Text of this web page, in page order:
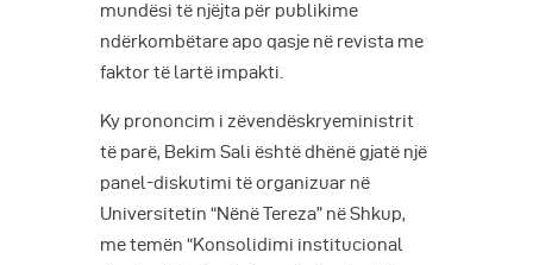
mundësi të njëjta për publikime
ndërkombëtare apo qasje në revista me
faktor të lartë impakti.
Ky prononcim i zëvendëskryeministrit
të parë, Bekim Sali është dhënë gjatë një
panel-diskutimi të organizuar në
Universitetin “Nënë Tereza” në Shkup,
me temën “Konsolidimi institucional